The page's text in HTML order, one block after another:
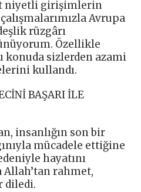
niyetli girişimlerin
Avrupa
rüzgârı
Özellikle
konuda sizlerden azami
kullandı.
BAŞARI İLE
insanlığın son bir
mücadele ettiğine
hayatını
Allah’tan rahmet,
diledi.